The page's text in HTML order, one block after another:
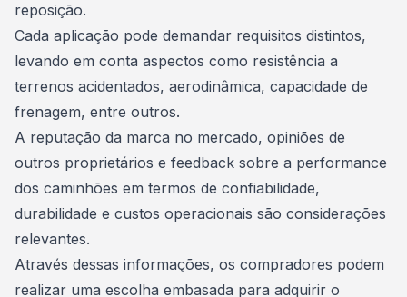
reposição.
Cada aplicação pode demandar requisitos distintos,
levando em conta aspectos como resistência a
terrenos acidentados, aerodinâmica, capacidade de
frenagem, entre outros.
A reputação da marca no mercado, opiniões de
outros proprietários e feedback sobre a performance
dos caminhões em termos de confiabilidade,
durabilidade e custos operacionais são considerações
relevantes.
Através dessas informações, os compradores podem
realizar uma escolha embasada para adquirir o